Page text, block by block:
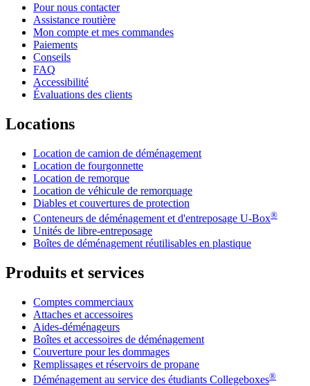
Pour nous contacter
Assistance routière
Mon compte et mes commandes
Paiements
Conseils
FAQ
Accessibilité
Évaluations des clients
Locations
Location de camion de déménagement
Location de fourgonnette
Location de remorque
Location de véhicule de remorquage
Diables et couvertures de protection
Conteneurs de déménagement et d'entreposage U-Box®
Unités de libre-entreposage
Boîtes de déménagement réutilisables en plastique
Produits et services
Comptes commerciaux
Attaches et accessoires
Aides-déménageurs
Boîtes et accessoires de déménagement
Couverture pour les dommages
Remplissages et réservoirs de propane
Déménagement au service des étudiants Collegeboxes®